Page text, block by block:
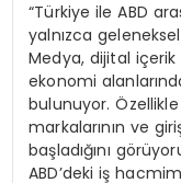
“Türkiye ile ABD
yalnızca
Medya, dijital
ekonomi
bulunuyor.
markalarının ve
başladığını
ABD’deki iş